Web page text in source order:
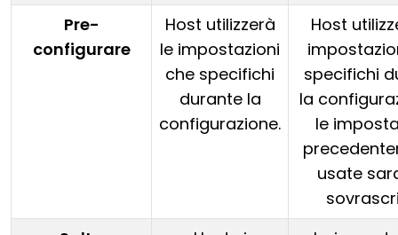
Pre-
configurare
Host utilizzerà
le impostazioni
che specifichi
durante la
configurazione.
Host
specifichi
la
le
usate